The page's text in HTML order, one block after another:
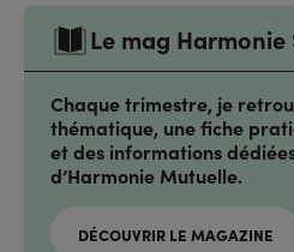
Le mag Harmonie
Chaque trimestre, je
thématique, une fiche
et des informations
d’Harmonie Mutuelle.
DÉCOUVRIR LE MAGAZINE